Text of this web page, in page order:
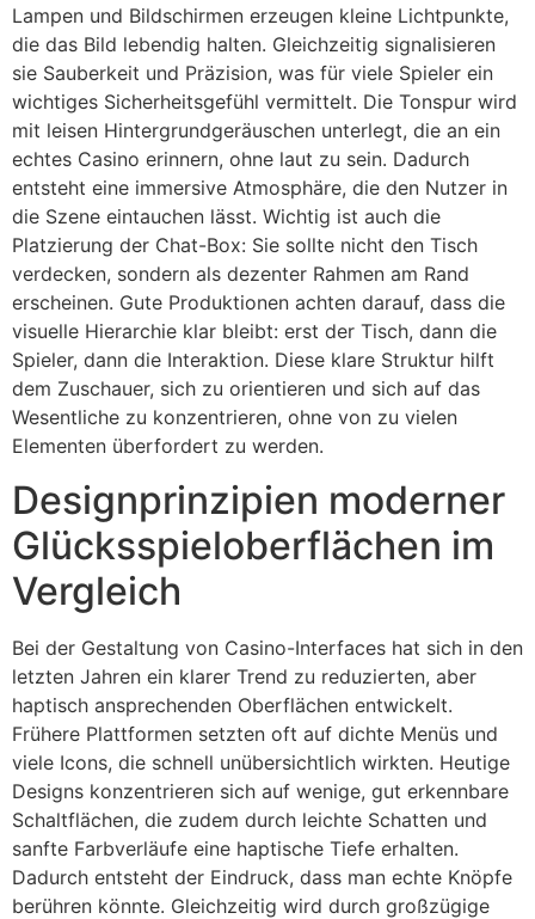
Lampen und Bildschirmen erzeugen kleine Lichtpunkte,
die das Bild lebendig halten. Gleichzeitig signalisieren
sie Sauberkeit und Präzision, was für viele Spieler ein
wichtiges Sicherheitsgefühl vermittelt. Die Tonspur wird
mit leisen Hintergrundgeräuschen unterlegt, die an ein
echtes Casino erinnern, ohne laut zu sein. Dadurch
entsteht eine immersive Atmosphäre, die den Nutzer in
die Szene eintauchen lässt. Wichtig ist auch die
Platzierung der Chat-Box: Sie sollte nicht den Tisch
verdecken, sondern als dezenter Rahmen am Rand
erscheinen. Gute Produktionen achten darauf, dass die
visuelle Hierarchie klar bleibt: erst der Tisch, dann die
Spieler, dann die Interaktion. Diese klare Struktur hilft
dem Zuschauer, sich zu orientieren und sich auf das
Wesentliche zu konzentrieren, ohne von zu vielen
Elementen überfordert zu werden.
Designprinzipien moderner
Glücksspieloberflächen im
Vergleich
Bei der Gestaltung von Casino-Interfaces hat sich in den
letzten Jahren ein klarer Trend zu reduzierten, aber
haptisch ansprechenden Oberflächen entwickelt.
Frühere Plattformen setzten oft auf dichte Menüs und
viele Icons, die schnell unübersichtlich wirkten. Heutige
Designs konzentrieren sich auf wenige, gut erkennbare
Schaltflächen, die zudem durch leichte Schatten und
sanfte Farbverläufe eine haptische Tiefe erhalten.
Dadurch entsteht der Eindruck, dass man echte Knöpfe
berühren könnte. Gleichzeitig wird durch großzügige